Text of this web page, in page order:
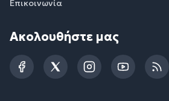
Επικοινωνία
Ακολουθήστε μας
FacebookTwitterInstagramYouTubeRSS